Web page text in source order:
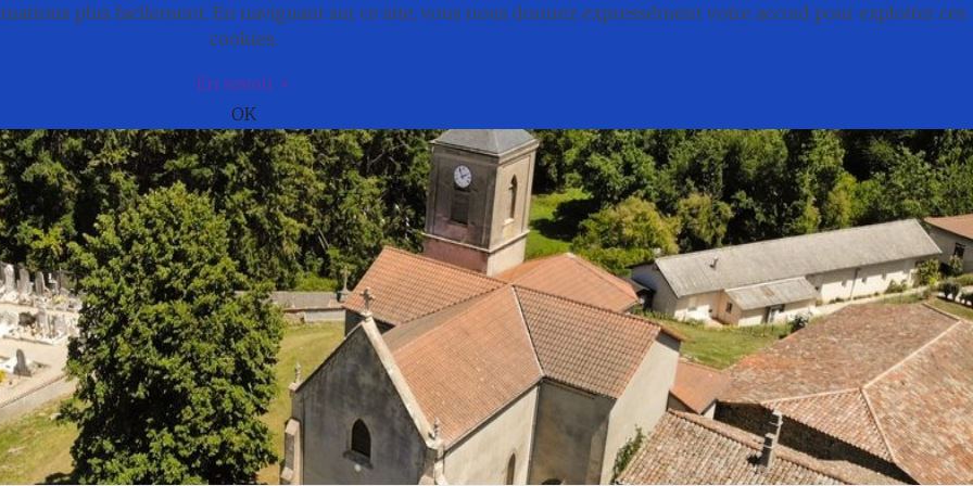
Cadre de vie
plus facilement. En naviguant sur ce site, vous nous donnez expressément votre accord pour exploiter ces
cookies.
En savoir +
OK